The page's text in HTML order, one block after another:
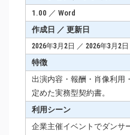
1.00 ／ Word
作成日 ／ 更新日
2026年3月2日 ／ 2026年3月2日
特徴
出演内容・報酬・肖像利用
定めた実務型契約書。
利用シーン
企業主催イベントでダンサ